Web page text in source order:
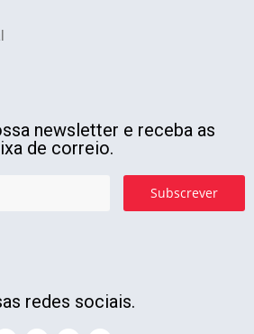
newsletter e receba as
de correio.
Subscrever
redes sociais.